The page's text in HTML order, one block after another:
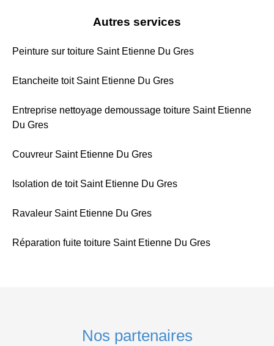
Autres services
Peinture sur toiture Saint Etienne Du Gres
Etancheite toit Saint Etienne Du Gres
Entreprise nettoyage demoussage toiture Saint Etienne
Du Gres
Couvreur Saint Etienne Du Gres
Isolation de toit Saint Etienne Du Gres
Ravaleur Saint Etienne Du Gres
Réparation fuite toiture Saint Etienne Du Gres
Nos partenaires